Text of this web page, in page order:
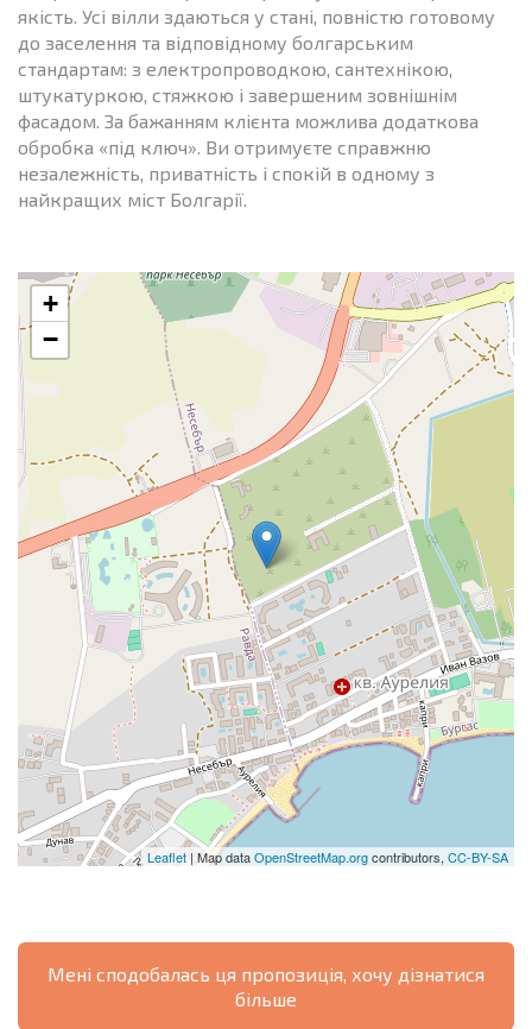
якість. Усі вілли здаються у стані, повністю готовому
до заселення та відповідному болгарським
стандартам: з електропроводкою, сантехнікою,
штукатуркою, стяжкою і завершеним зовнішнім
фасадом. За бажанням клієнта можлива додаткова
обробка «під ключ». Ви отримуєте справжню
незалежність, приватність і спокій в одному з
найкращих міст Болгарії.
+
−
Leaflet | Map dataOpenStreetMap.orgcontributors, CC-BY-SA
Мені сподобалась ця пропозиція, хочу дізнатися
більше